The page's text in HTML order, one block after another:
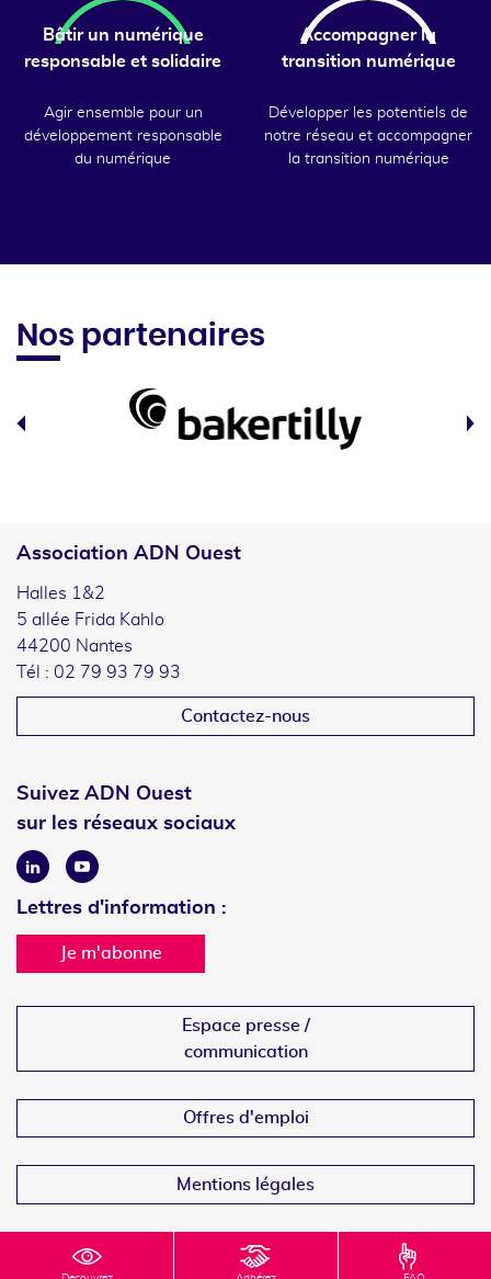
Bâtir un numérique
responsable et solidaire
Agir ensemble pour un
développement responsable
du numérique
Accompagner la
transition numérique
Développer les potentiels de
notre réseau et accompagner
la transition numérique
Nos partenaires
Association ADN Ouest
Halles 1&2
5 allée Frida Kahlo
44200 Nantes
Tél : 02 79 93 79 93
Contactez-nous
Suivez ADN Ouest
sur les réseaux sociaux
LinkedinYoutube
Lettres d'information :
Je m'abonne
Espace presse /
communication
Offres d'emploi
Mentions légales